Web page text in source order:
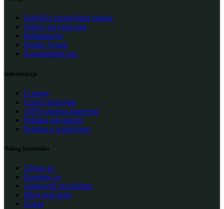
Najčešće postavljena pitanja
Pomoć pri kupovini
Reklamacije
Radno Vreme
Kontaktirajte nas
Informacije
O nama
Uslovi kupovine
100% sigurna kupovina
Politika privatnosti
Politika o kolačićima
Nalog korisnika
Uloguj se
Registruj se
Zaboravili ste lozinku
Moja lista želja
Korpa